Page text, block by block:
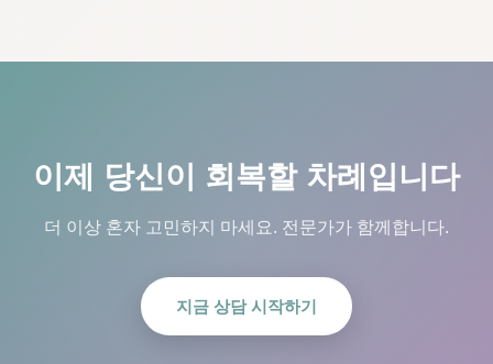
이제 당신이 회복할 차례입니다
더 이상 혼자 고민하지 마세요. 전문가가 함께합니다.
지금 상담 시작하기